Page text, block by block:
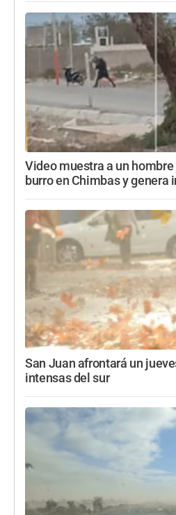
Video muestra a un
burro en Chimbas y genera
San Juan afrontará un
intensas del sur